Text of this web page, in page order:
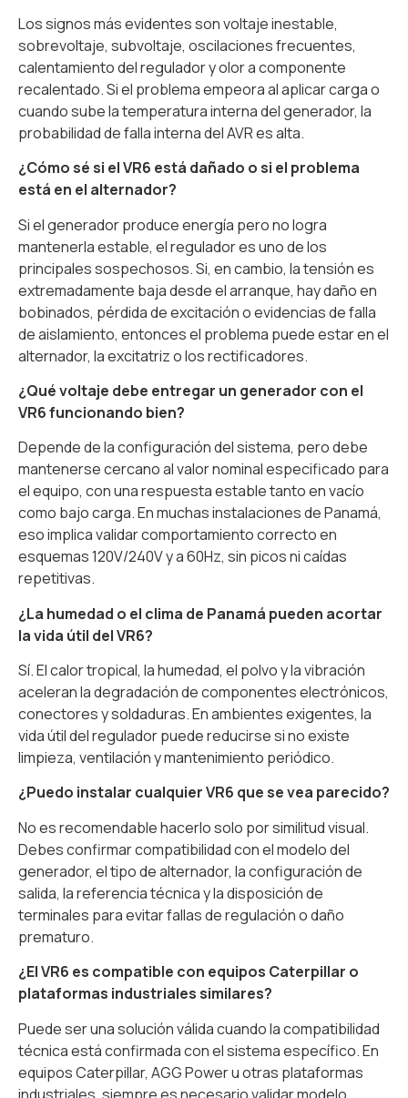
Los signos más evidentes son voltaje inestable,
sobrevoltaje, subvoltaje, oscilaciones frecuentes,
calentamiento del regulador y olor a componente
recalentado. Si el problema empeora al aplicar carga o
cuando sube la temperatura interna del generador, la
probabilidad de falla interna del AVR es alta.
¿Cómo sé si el VR6 está dañado o si el problema
está en el alternador?
Si el generador produce energía pero no logra
mantenerla estable, el regulador es uno de los
principales sospechosos. Si, en cambio, la tensión es
extremadamente baja desde el arranque, hay daño en
bobinados, pérdida de excitación o evidencias de falla
de aislamiento, entonces el problema puede estar en el
alternador, la excitatriz o los rectificadores.
¿Qué voltaje debe entregar un generador con el
VR6 funcionando bien?
Depende de la configuración del sistema, pero debe
mantenerse cercano al valor nominal especificado para
el equipo, con una respuesta estable tanto en vacío
como bajo carga. En muchas instalaciones de Panamá,
eso implica validar comportamiento correcto en
esquemas 120V/240V y a 60Hz, sin picos ni caídas
repetitivas.
¿La humedad o el clima de Panamá pueden acortar
la vida útil del VR6?
Sí. El calor tropical, la humedad, el polvo y la vibración
aceleran la degradación de componentes electrónicos,
conectores y soldaduras. En ambientes exigentes, la
vida útil del regulador puede reducirse si no existe
limpieza, ventilación y mantenimiento periódico.
¿Puedo instalar cualquier VR6 que se vea parecido?
No es recomendable hacerlo solo por similitud visual.
Debes confirmar compatibilidad con el modelo del
generador, el tipo de alternador, la configuración de
salida, la referencia técnica y la disposición de
terminales para evitar fallas de regulación o daño
prematuro.
¿El VR6 es compatible con equipos Caterpillar o
plataformas industriales similares?
Puede ser una solución válida cuando la compatibilidad
técnica está confirmada con el sistema específico. En
equipos Caterpillar, AGG Power u otras plataformas